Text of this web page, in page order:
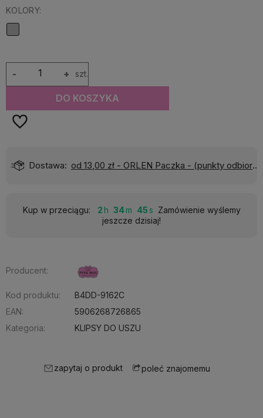
KOLORY:
+
- szt.
DO KOSZYKA
Dostawa: od 13,00 zł - ORLEN Paczka - (punkty odbioru)
Kup w przeciągu: 2 34 45
Zamówienie wyślemy
jeszcze dzisiaj!
Producent:
Kod produktu:
B4DD-9162C
EAN:
5906268726865
Kategoria:
KLIPSY DO USZU
zapytaj o produkt poleć znajomemu